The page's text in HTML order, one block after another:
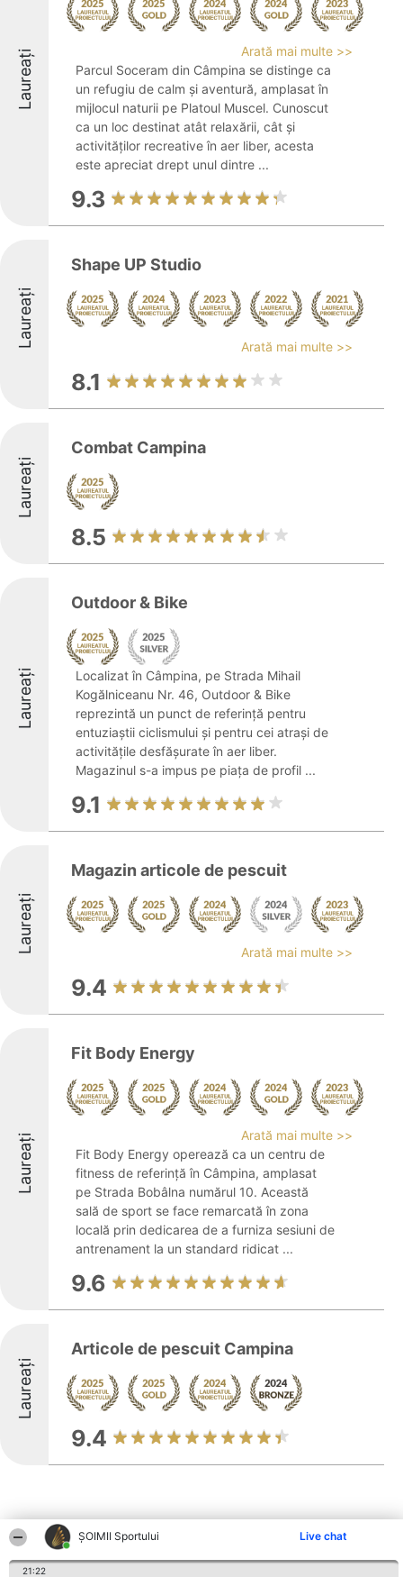
ȘOIMII Sportului Live chat
21:22
Laureați
Arată mai multe >>
Parcul Soceram din Câmpina se distinge ca
un refugiu de calm și aventură, amplasat în
mijlocul naturii pe Platoul Muscel. Cunoscut
ca un loc destinat atât relaxării, cât și
activităților recreative în aer liber, acesta
este apreciat drept unul dintre ...
9.3
Laureați
Shape UP Studio
Arată mai multe >>
8.1
Laureați
Combat Campina
8.5
Laureați
Outdoor & Bike
Localizat în Câmpina, pe Strada Mihail
Kogălniceanu Nr. 46, Outdoor & Bike
reprezintă un punct de referință pentru
entuziaștii ciclismului și pentru cei atrași de
activitățile desfășurate în aer liber.
Magazinul s-a impus pe piața de profil ...
9.1
Laureați
Magazin articole de pescuit
Arată mai multe >>
9.4
Laureați
Fit Body Energy
Arată mai multe >>
Fit Body Energy operează ca un centru de
fitness de referință în Câmpina, amplasat
pe Strada Bobâlna numărul 10. Această
sală de sport se face remarcată în zona
locală prin dedicarea de a furniza sesiuni de
antrenament la un standard ridicat ...
9.6
Laureați
Articole de pescuit Campina
9.4
Alte firme din zonă